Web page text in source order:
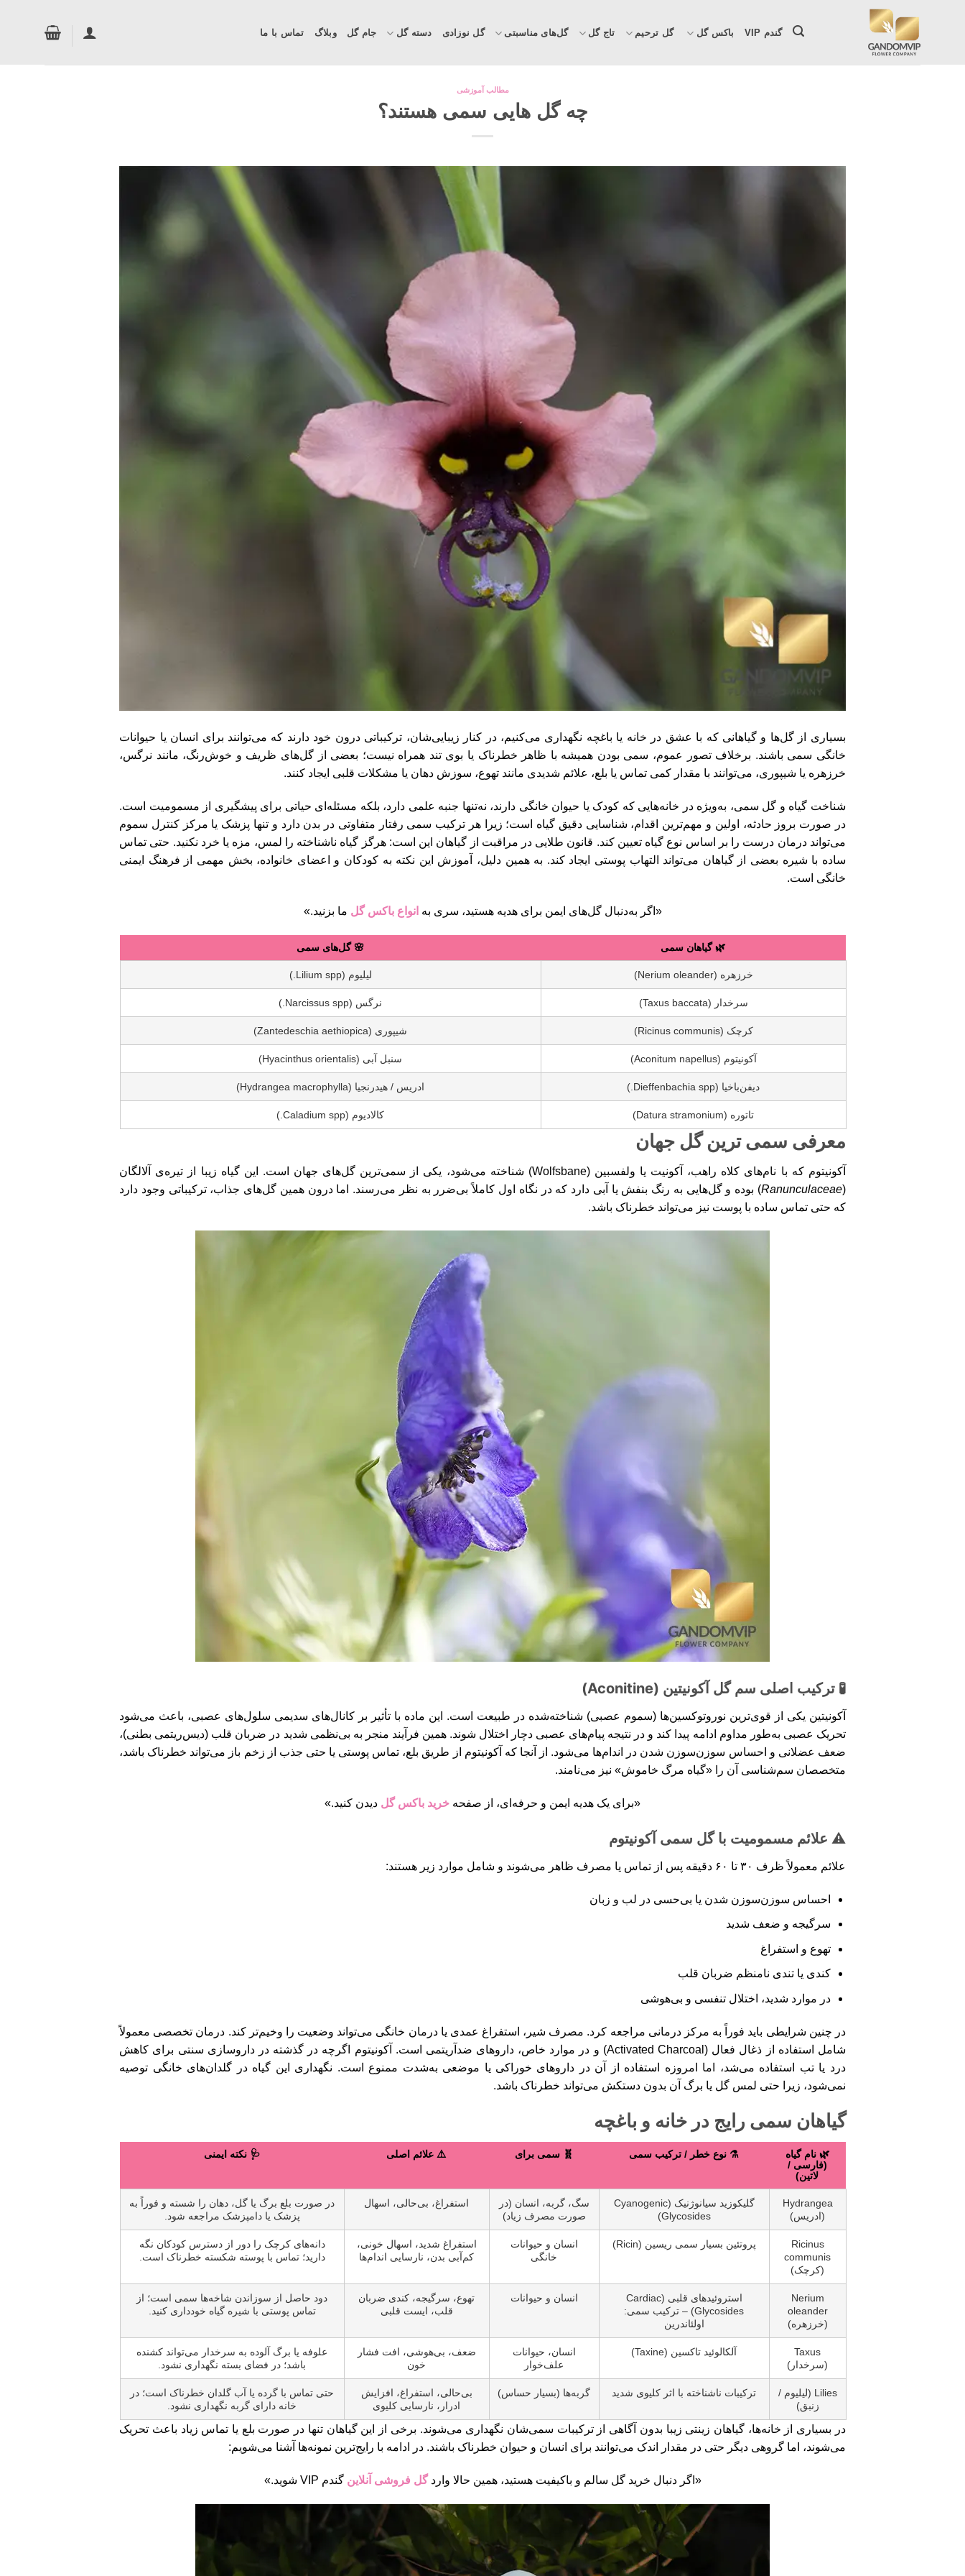
گندم VIP باکس گل گل ترحیم تاج گل گل‌های مناسبتی گل نوزادی دسته گل جام گل وبلاگ تماس با ما
مطالب آموزشی
چه گل هایی سمی هستند؟
بسیاری از گل‌ها و گیاهانی که با عشق در خانه یا باغچه نگهداری می‌کنیم، در کنار زیبایی‌شان، ترکیباتی درون خود دارند که می‌توانند برای انسان یا حیوانات
خانگی سمی باشند. برخلاف تصور عموم، سمی بودن همیشه با ظاهر خطرناک یا بوی تند همراه نیست؛ بعضی از گل‌های ظریف و خوش‌رنگ، مانند نرگس،
خرزهره یا شیپوری، می‌توانند با مقدار کمی تماس یا بلع، علائم شدیدی مانند تهوع، سوزش دهان یا مشکلات قلبی ایجاد کنند.
شناخت گیاه و گل سمی، به‌ویژه در خانه‌هایی که کودک یا حیوان خانگی دارند، نه‌تنها جنبه علمی دارد، بلکه مسئله‌ای حیاتی برای پیشگیری از مسمومیت است.
در صورت بروز حادثه، اولین و مهم‌ترین اقدام، شناسایی دقیق گیاه است؛ زیرا هر ترکیب سمی رفتار متفاوتی در بدن دارد و تنها پزشک یا مرکز کنترل سموم
می‌تواند درمان درست را بر اساس نوع گیاه تعیین کند. قانون طلایی در مراقبت از گیاهان این است: هرگز گیاه ناشناخته را لمس، مزه یا خرد نکنید. حتی تماس
ساده با شیره بعضی از گیاهان می‌تواند التهاب پوستی ایجاد کند. به همین دلیل، آموزش این نکته به کودکان و اعضای خانواده، بخش مهمی از فرهنگ ایمنی
خانگی است.
«اگر به‌دنبال گل‌های ایمن برای هدیه هستید، سری به انواع باکس گل ما بزنید.»
🌿 گیاهان سمی 🌸 گل‌های سمی
خرزهره (Nerium oleander) لیلیوم (Lilium spp.)
سرخدار (Taxus baccata) نرگس (Narcissus spp.)
کرچک (Ricinus communis) شیپوری (Zantedeschia aethiopica)
آکونیتوم (Aconitum napellus) سنبل آبی (Hyacinthus orientalis)
دیفن‌باخیا (Dieffenbachia spp.) ادریس / هیدرنجیا (Hydrangea macrophylla)
تاتوره (Datura stramonium) کالادیوم (Caladium spp.)
معرفی سمی ترین گل جهان
آکونیتوم که با نام‌های کلاه راهب، آکونیت یا ولفسبین (Wolfsbane) شناخته می‌شود، یکی از سمی‌ترین گل‌های جهان است. این گیاه زیبا از تیره‌ی آلالگان
(
Ranunculaceae) بوده و گل‌هایی به رنگ بنفش یا آبی دارد که در نگاه اول کاملاً بی‌ضرر به نظر می‌رسند. اما درون همین گل‌های جذاب، ترکیباتی وجود دارد
که حتی تماس ساده با پوست نیز می‌تواند خطرناک باشد.
🧪 ترکیب اصلی سم گل آکونیتین (Aconitine)
آکونیتین یکی از قوی‌ترین نوروتوکسین‌ها (سموم عصبی) شناخته‌شده در طبیعت است. این ماده با تأثیر بر کانال‌های سدیمی سلول‌های عصبی، باعث می‌شود
تحریک عصبی به‌طور مداوم ادامه پیدا کند و در نتیجه پیام‌های عصبی دچار اختلال شوند. همین فرآیند منجر به بی‌نظمی شدید در ضربان قلب (دیس‌ریتمی بطنی)،
ضعف عضلانی و احساس سوزن‌سوزن شدن در اندام‌ها می‌شود. از آنجا که آکونیتوم از طریق بلع، تماس پوستی یا حتی جذب از زخم باز می‌تواند خطرناک باشد،
متخصصان سم‌شناسی آن را «گیاه مرگ خاموش» نیز می‌نامند.
«برای یک هدیه ایمن و حرفه‌ای، از صفحه خرید باکس گل دیدن کنید.»
⚠️ علائم مسمومیت با گل سمی آکونیتوم
علائم معمولاً ظرف ۳۰ تا ۶۰ دقیقه پس از تماس یا مصرف ظاهر می‌شوند و شامل موارد زیر هستند:
احساس سوزن‌سوزن شدن یا بی‌حسی در لب و زبان
سرگیجه و ضعف شدید
تهوع و استفراغ
کندی یا تندی نامنظم ضربان قلب
در موارد شدید، اختلال تنفسی و بی‌هوشی
در چنین شرایطی باید فوراً به مرکز درمانی مراجعه کرد. مصرف شیر، استفراغ عمدی یا درمان خانگی می‌تواند وضعیت را وخیم‌تر کند. درمان تخصصی معمولاً
شامل استفاده از ذغال فعال (Activated Charcoal) و در موارد خاص، داروهای ضدآریتمی است. آکونیتوم اگرچه در گذشته در داروسازی سنتی برای کاهش
درد یا تب استفاده می‌شد، اما امروزه استفاده از آن در داروهای خوراکی یا موضعی به‌شدت ممنوع است. نگهداری این گیاه در گلدان‌های خانگی توصیه
نمی‌شود، زیرا حتی لمس گل یا برگ آن بدون دستکش می‌تواند خطرناک باشد.
گیاهان سمی رایج در خانه و باغچه
🌿 نام گیاه
(فارسی /
لاتین)
⚗️ نوع خطر / ترکیب سمی 🧬 سمی برای ⚠️ علائم اصلی 🩺 نکته ایمنی
Hydrangea
(ادریس)
گلیکوزید سیانوژنیک (Cyanogenic
Glycosides)
سگ، گربه، انسان (در
صورت مصرف زیاد)
استفراغ، بی‌حالی، اسهال
در صورت بلع برگ یا گل، دهان را شسته و فوراً به
پزشک یا دامپزشک مراجعه شود.
Ricinus
communis
(کرچک)
پروتئین بسیار سمی ریسین (Ricin)
انسان و حیوانات
خانگی
استفراغ شدید، اسهال خونی،
کم‌آبی بدن، نارسایی اندام‌ها
دانه‌های کرچک را دور از دسترس کودکان نگه
دارید؛ تماس با پوسته شکسته خطرناک است.
Nerium
oleander
(خرزهره)
استروئیدهای قلبی (Cardiac
Glycosides) – ترکیب سمی:
اولئاندرین
انسان و حیوانات
تهوع، سرگیجه، کندی ضربان
قلب، ایست قلبی
دود حاصل از سوزاندن شاخه‌ها سمی است؛ از
تماس پوستی با شیره گیاه خودداری کنید.
Taxus
(سرخدار)
آلکالوئید تاکسین (Taxine)
انسان، حیوانات
علف‌خوار
ضعف، بی‌هوشی، افت فشار
خون
علوفه یا برگ آلوده به سرخدار می‌تواند کشنده
باشد؛ در فضای بسته نگهداری نشود.
Lilies (لیلیوم /
زنبق)
ترکیبات ناشناخته با اثر کلیوی شدید گربه‌ها (بسیار حساس)
بی‌حالی، استفراغ، افزایش
ادرار، نارسایی کلیوی
حتی تماس با گرده یا آب گلدان خطرناک است؛ در
خانه دارای گربه نگهداری نشود.
در بسیاری از خانه‌ها، گیاهان زینتی زیبا بدون آگاهی از ترکیبات سمی‌شان نگهداری می‌شوند. برخی از این گیاهان تنها در صورت بلع یا تماس زیاد باعث تحریک
می‌شوند، اما گروهی دیگر حتی در مقدار اندک می‌توانند برای انسان و حیوان خطرناک باشند. در ادامه با رایج‌ترین نمونه‌ها آشنا می‌شویم:
«اگر دنبال خرید گل سالم و باکیفیت هستید، همین حالا واردگل فروشی آنلاین گندم VIP شوید.»